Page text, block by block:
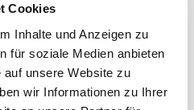
Cookies
Inhalte und Anzeigen zu
für soziale Medien anbieten
unsere Website zu
wir Informationen zu Ihrer
scheint der Prozess
Ich demonstriere an